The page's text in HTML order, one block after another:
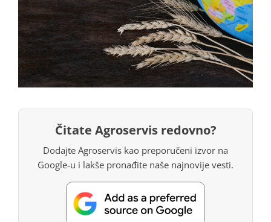
Čitate Agroservis redovno?
Dodajte Agroservis kao preporučeni izvor na
Google-u i lakše pronađite naše najnovije vesti.